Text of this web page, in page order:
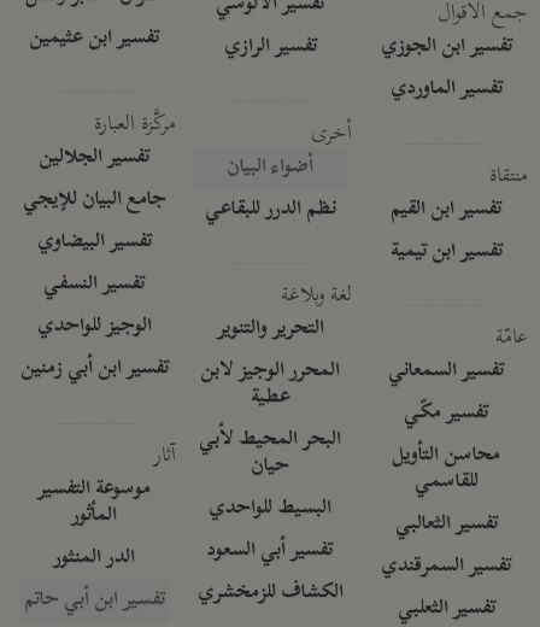
جمع الأقوال
تفسير ابن الجوزي
تفسير الماوردي
منتقاة
تفسير ابن القيم
تفسير ابن تيمية
عامّة
تفسير السمعاني
تفسير مكّي
محاسن التأويل
للقاسمي
تفسير الثعالبي
تفسير السمرقندي
تفسير الثعلبي
تفسير الرازي
أخرى
أضواء البيان
نظم الدرر للبقاعي
لغة وبلاغة
التحرير والتنوير
المحرر الوجيز لابن
عطية
البحر المحيط لأبي
حيان
البسيط للواحدي
تفسير أبي السعود
الكشاف للزمخشري
تفسير ابن عثيمين
مركَّزة العبارة
تفسير الجلالين
جامع البيان للإيجي
تفسير البيضاوي
تفسير النسفي
الوجيز للواحدي
تفسير ابن أبي زمنين
آثار
موسوعة التفسير
المأثور
الدر المنثور
تفسير ابن أبي حاتم